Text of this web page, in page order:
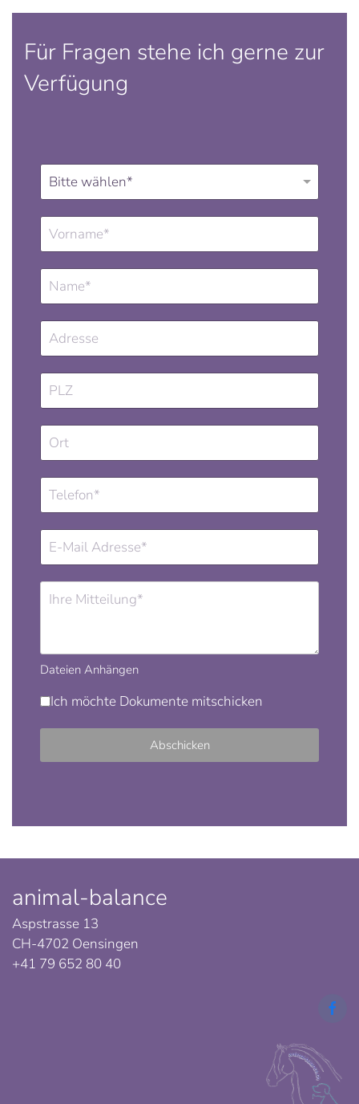
Für Fragen stehe ich gerne zur
Verfügung
Dateien Anhängen
Ich möchte Dokumente mitschicken
Abschicken
animal-balance
Aspstrasse 13
CH-4702 Oensingen
+41 79 652 80 40